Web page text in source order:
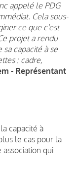
appelé le PDG
Cela sous-
ce que c'est
projet a rendu
capacité à se
: cadre,
- Représentant
capacité à
le cas pour la
association qui